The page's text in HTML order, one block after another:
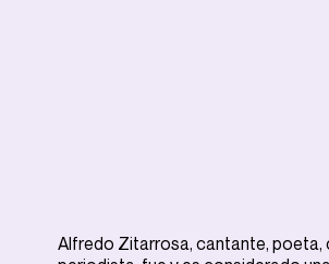
Alfredo Zitarrosa, cantante,